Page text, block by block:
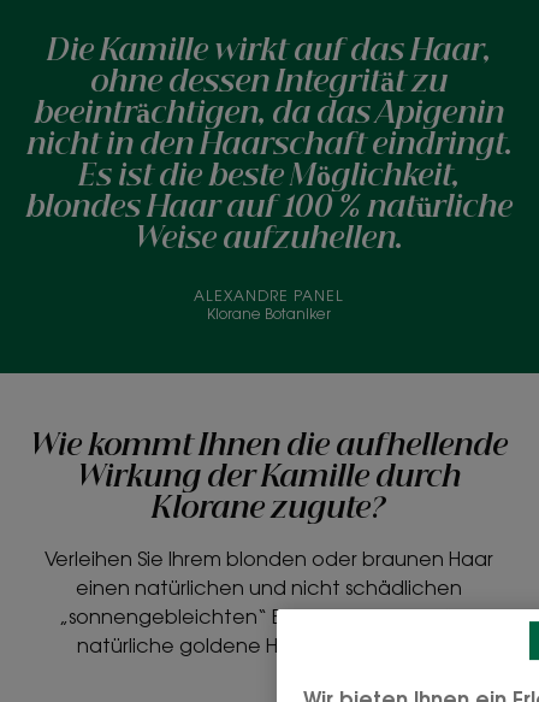
Die Kamille wirkt auf das Haar,
ohne dessen Integrität zu
beeinträchtigen, da das Apigenin
nicht in den Haarschaft eindringt.
Es ist die beste Möglichkeit,
blondes Haar auf 100 % natürliche
Weise aufzuhellen.
ALEXANDRE PANEL
Klorane Botaniker
Wie kommt Ihnen die aufhellende
Wirkung der Kamille durch
Klorane zugute?
Verleihen Sie Ihrem blonden oder braunen Haar
einen natürlichen und nicht schädlichen
„sonnengebleichten“ Effekt. Wunderschöne
natürliche goldene Highlights garantiert.